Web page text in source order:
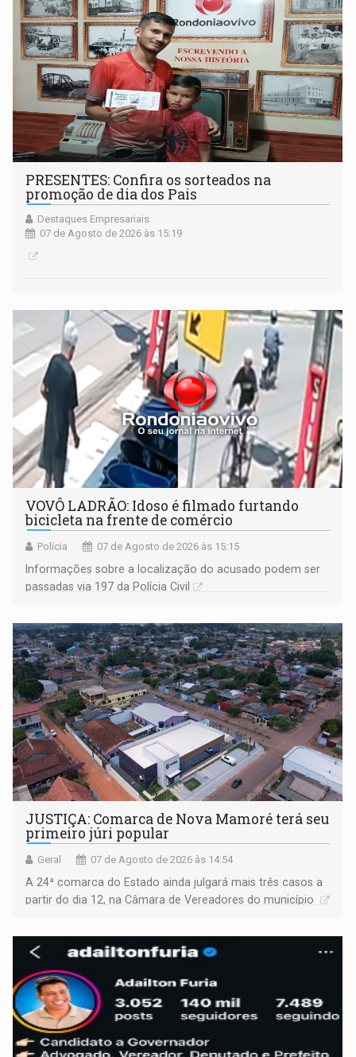
PRESENTES: Confira os sorteados na
promoção de dia dos Pais
Destaques Empresariais
07 de Agosto de 2026 às 15:19
VOVÔ LADRÃO: Idoso é filmado furtando
bicicleta na frente de comércio
Polícia 07 de Agosto de 2026 às 15:15
Informações sobre a localização do acusado podem ser
passadas via 197 da Polícia Civil
JUSTIÇA: Comarca de Nova Mamoré terá seu
primeiro júri popular
Geral 07 de Agosto de 2026 às 14:54
A 24ª comarca do Estado ainda julgará mais três casos a
partir do dia 12, na Câmara de Vereadores do município